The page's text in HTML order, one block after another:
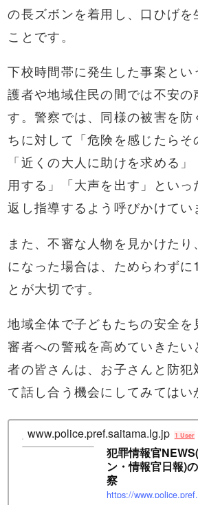
の長ズボンを着用し、口ひげ
ことです。
下校時間帯に発生した事案と
護者や地域住民の間では不安
す。警察では、同様の被害を防
ちに対して「危険を感じたらそ
「近くの大人に助けを求める
用する」「大声を出す」といっ
返し指導するよう呼びかけてい
また、不審な人物を見かけたり
になった場合は、ためらわずに
とが大切です。
地域全体で子どもたちの安全
審者への警戒を高めていきた
者の皆さんは、お子さんと防
て話し合う機会にしてみてはい
www.police.pref.saitama.lg.jp 1 User
犯罪情報官
ン・情報官日報)
察